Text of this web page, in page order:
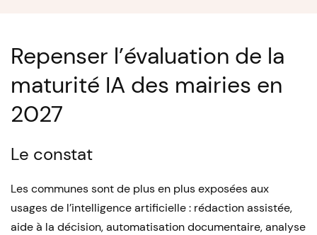
Repenser l’évaluation de la
maturité IA des mairies en
2027
Le constat
Les communes sont de plus en plus exposées aux
usages de l’intelligence artificielle : rédaction assistée,
aide à la décision, automatisation documentaire, analyse